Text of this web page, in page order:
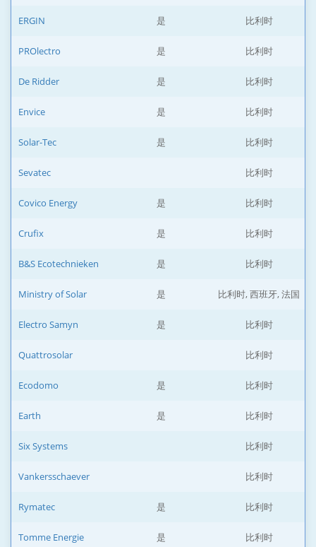
ERGIN 是 比利时
PROlectro 是 比利时
De Ridder 是 比利时
Envice 是 比利时
Solar-Tec 是 比利时
Sevatec 比利时
Covico Energy 是 比利时
Crufix 是 比利时
B&S Ecotechnieken 是 比利时
Ministry of Solar 是 比利时, 西班牙, 法国
Electro Samyn 是 比利时
Quattrosolar 比利时
Ecodomo 是 比利时
Earth 是 比利时
Six Systems 比利时
Vankersschaever 比利时
Rymatec 是 比利时
Tomme Energie 是
比利时